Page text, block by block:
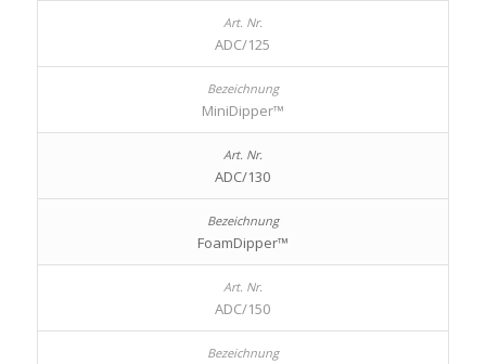
ADC/125
MiniDipper™
ADC/130
FoamDipper™
ADC/150